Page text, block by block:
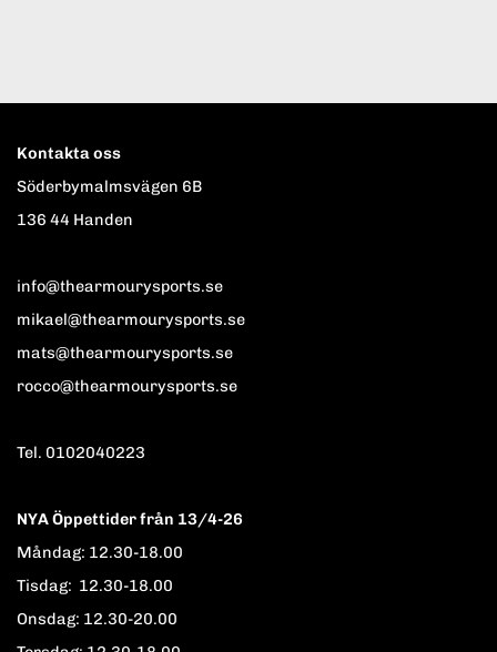
Kontakta oss
Söderbymalmsvägen 6B
136 44 Handen
info@thearmourysports.se
mikael@thearmourysports.se
mats@thearmourysports.se
rocco@thearmourysports.se
Tel. 0102040223
NYA Öppettider från 13/4-26
Måndag: 12.30-18.00
Tisdag: 12.30-18.00
Onsdag: 12.30-20.00